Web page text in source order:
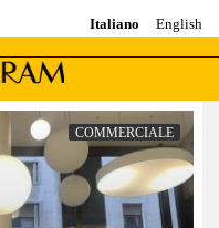
Italiano English
COMMERCIALE